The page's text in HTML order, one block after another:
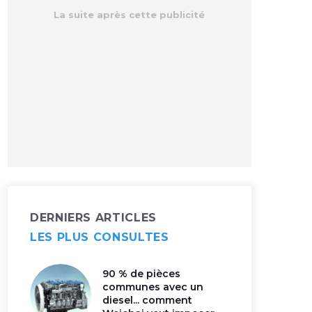
DERNIERS ARTICLES
LES PLUS CONSULTES
90 % de pièces
communes avec un
diesel... comment